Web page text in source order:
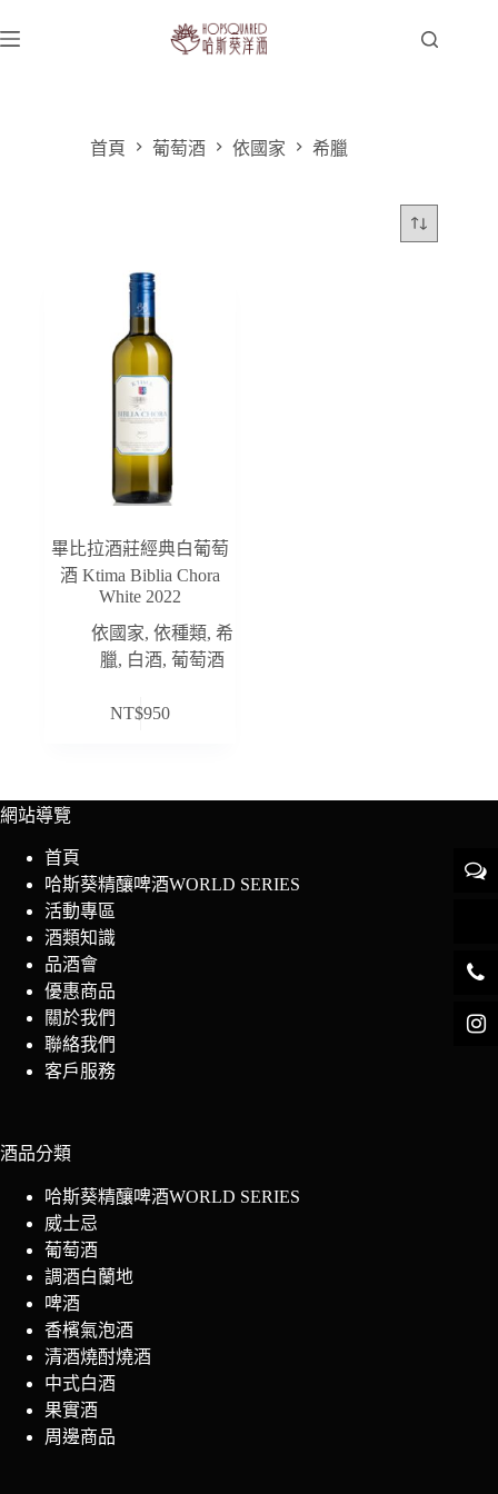
至
首頁 葡萄酒 依國家 希臘
畢比拉酒莊經典白葡萄
酒 Ktima Biblia Chora
White 2022
依國家,依種類,希
臘, 白酒,葡萄酒
NT$950
網站導覽
首頁
哈斯葵精釀啤酒WORLD SERIES
活動專區
酒類知識
品酒會
優惠商品
關於我們
聯絡我們
客戶服務
酒品分類
哈斯葵精釀啤酒WORLD SERIES
威士忌
葡萄酒
調酒白蘭地
啤酒
香檳氣泡酒
清酒燒酎燒酒
中式白酒
果實酒
周邊商品